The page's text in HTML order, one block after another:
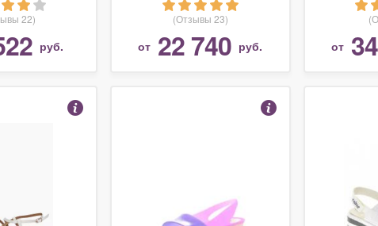
22)
руб.
(Отзывы 23)
от 22 740 руб. от